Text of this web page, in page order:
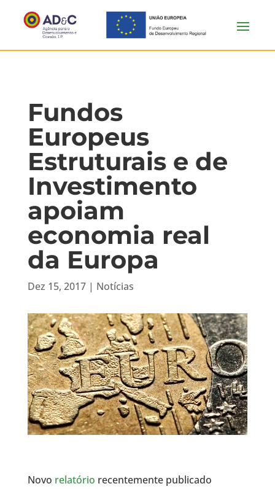
Fundos
Europeus
Estruturais e de
Investimento
apoiam
economia real
da Europa
Dez 15, 2017| Notícias
Novo relatório recentemente publicado